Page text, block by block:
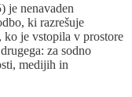
je nenavaden
ki razrešuje
ko je vstopila v prostore
za sodno
medijih in